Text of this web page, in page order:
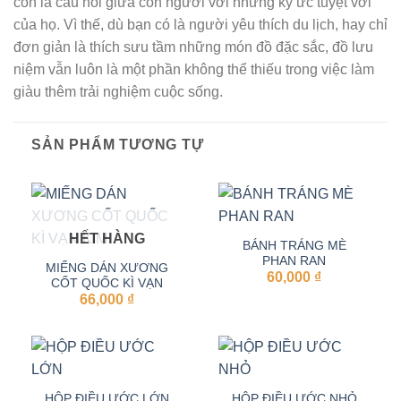
của họ. Vì thế, dù bạn có là người yêu thích du lịch, hay chỉ
đơn giản là thích sưu tầm những món đồ đặc sắc, đồ lưu
niệm vẫn luôn là một phần không thể thiếu trong việc làm
giàu thêm trải nghiệm cuộc sống.
SẢN PHẨM TƯƠNG TỰ
HẾT HÀNG
MIẾNG DÁN XƯƠNG
CỐT QUỐC KÌ VẠN
KIM
66,000 ₫
BÁNH TRÁNG MÈ
PHAN RAN
60,000 ₫